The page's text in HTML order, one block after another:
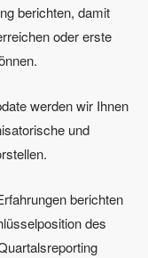
berichten, damit
oder erste
werden wir Ihnen
und
berichten
des